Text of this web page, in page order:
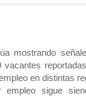
mostrando
en distintas
sigue